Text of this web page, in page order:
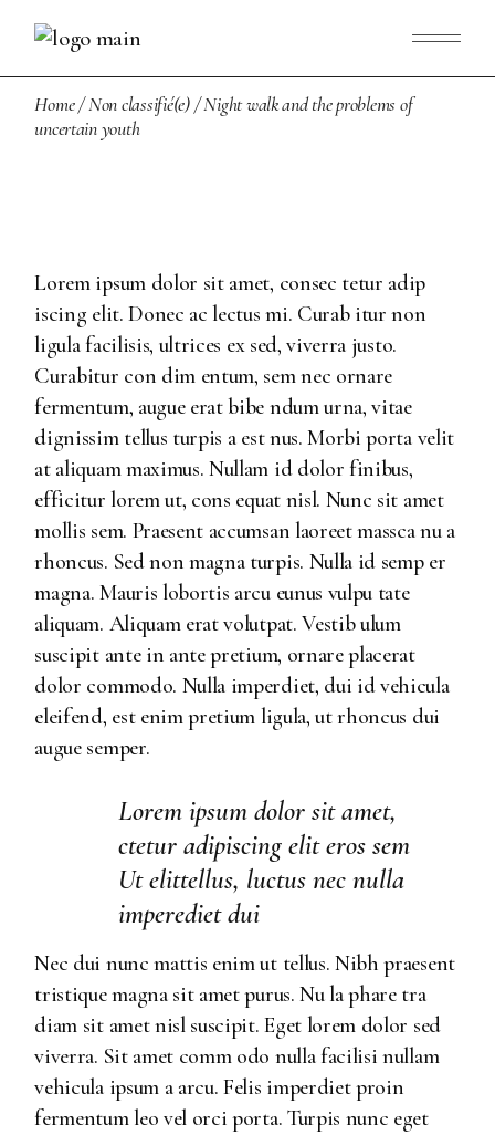
Home Non classifié(e) Night walk and the problems of
uncertain youth
Lorem ipsum dolor sit amet, consec tetur adip
iscing elit. Donec ac lectus mi. Curab itur non
ligula facilisis, ultrices ex sed, viverra justo.
Curabitur con dim entum, sem nec ornare
fermentum, augue erat bibe ndum urna, vitae
dignissim tellus turpis a est nus. Morbi porta velit
at aliquam maximus. Nullam id dolor finibus,
efficitur lorem ut, cons equat nisl. Nunc sit amet
mollis sem. Praesent accumsan laoreet massca nu a
rhoncus. Sed non magna turpis. Nulla id semp er
magna. Mauris lobortis arcu eunus vulpu tate
aliquam. Aliquam erat volutpat. Vestib ulum
suscipit ante in ante pretium, ornare placerat
dolor commodo. Nulla imperdiet, dui id vehicula
eleifend, est enim pretium ligula, ut rhoncus dui
augue semper.
Lorem ipsum dolor sit amet,
ctetur adipiscing elit eros sem
Ut elittellus, luctus nec nulla
imperediet dui
Nec dui nunc mattis enim ut tellus. Nibh praesent
tristique magna sit amet purus. Nu la phare tra
diam sit amet nisl suscipit. Eget lorem dolor sed
viverra. Sit amet comm odo nulla facilisi nullam
vehicula ipsum a arcu. Felis imperdiet proin
fermentum leo vel orci porta. Turpis nunc eget